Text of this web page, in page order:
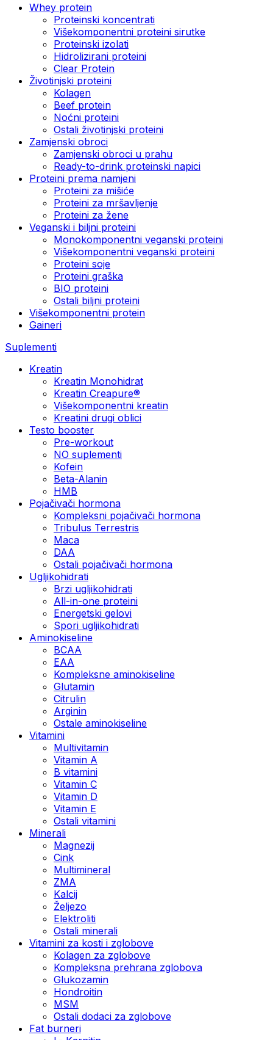
Whey protein
Proteinski koncentrati
Višekomponentni proteini sirutke
Proteinski izolati
Hidrolizirani proteini
Clear Protein
Životinjski proteini
Kolagen
Beef protein
Noćni proteini
Ostali životinjski proteini
Zamjenski obroci
Zamjenski obroci u prahu
Ready-to-drink proteinski napici
Proteini prema namjeni
Proteini za mišiće
Proteini za mršavljenje
Proteini za žene
Veganski i biljni proteini
Monokomponentni veganski proteini
Višekomponentni veganski proteini
Proteini soje
Proteini graška
BIO proteini
Ostali biljni proteini
Višekomponentni protein
Gaineri
Suplementi
Kreatin
Kreatin Monohidrat
Kreatin Creapure®
Višekomponentni kreatin
Kreatini drugi oblici
Testo booster
Pre-workout
NO suplementi
Kofein
Beta-Alanin
HMB
Pojačivači hormona
Kompleksni pojačivači hormona
Tribulus Terrestris
Maca
DAA
Ostali pojačivači hormona
Ugljikohidrati
Brzi ugljikohidrati
All-in-one proteini
Energetski gelovi
Spori ugljikohidrati
Aminokiseline
BCAA
EAA
Kompleksne aminokiseline
Glutamin
Citrulin
Arginin
Ostale aminokiseline
Vitamini
Multivitamin
Vitamin A
B vitamini
Vitamin C
Vitamin D
Vitamin E
Ostali vitamini
Minerali
Magnezij
Cink
Multimineral
ZMA
Kalcij
Željezo
Elektroliti
Ostali minerali
Vitamini za kosti i zglobove
Kolagen za zglobove
Kompleksna prehrana zglobova
Glukozamin
Hondroitin
MSM
Ostali dodaci za zglobove
Fat burneri